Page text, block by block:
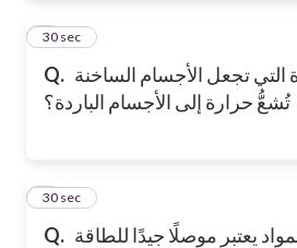
Q. التي تجعل الأجسام الساخنة
تُشعُّ حرارة إلى الأجسام الباردة؟
3
30 sec
Q. يعتبر موصلًا جيدًا للطاقة
4
30 sec